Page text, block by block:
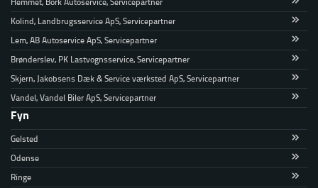
Hemmet, Bork Autoservice, Servicepartner
Kolind, Landbrugsservice ApS, Servicepartner
Lem, AB Autoservice ApS, Servicepartner
Brønderslev, PK Lastvognsservice, Servicepartner
Skjern, Jakobsens Dæk & Service værksted ApS, Servicepartner
Vandel, Vandel Biler ApS, Servicepartner
Fyn
Gelsted
Odense
Ringe